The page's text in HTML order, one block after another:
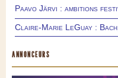
Paavo Järvi : ambitions
Claire-Marie LeGuay :
ANNONCEURS